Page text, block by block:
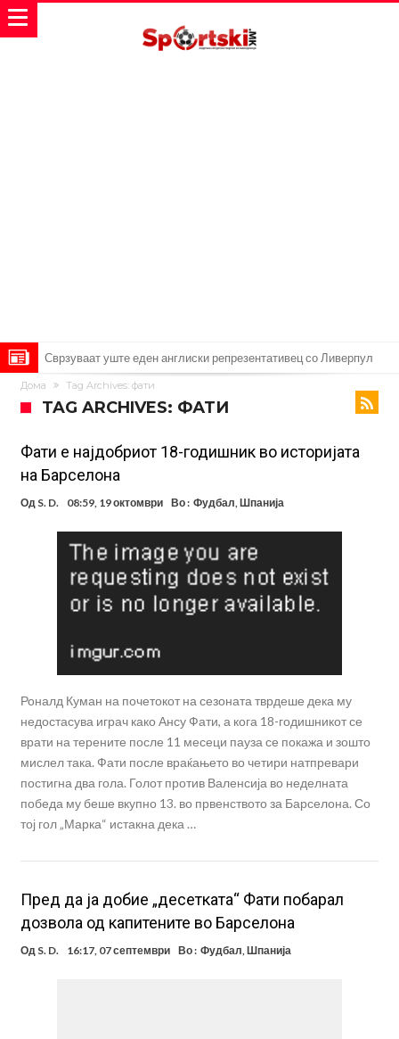
Замена за Влаховиќ: Напаѓачот на Манчестер доаѓа во Јувентус!
УЕФА повторно се заканува со бојкот на турнирите на ФИФА
Мурињо бесен поради одлуката на Реал: Протекоа детали од
разговорот што го потресе Мадрид!
Трансфер бомба во најва – Ливерпул сака да се засили од Реал
Мадрид!
Карагер ги изненади сите со својата прогноза: “Тие ќе ја освојат
Премиер лигата, а причината е едноставна”
Родри ги отвори вратите за трансфер во Барселона, Реал Мадрид
година
Директор на ФИА за драмата во Формула 1: Не можеме да одиме
толку далеку!
Колку бара ПСЖ и кој е „плафонот“ на Ливерпул за трансферот
Дома Tag Archives: фати
TAG ARCHIVES: ФАТИ
Фати е најдобриот 18-годишник во историјата
на Барселона
Од S. D. 08:59, 19 октомври Во : Фудбал Шпанија
Роналд Куман на почетокот на сезоната тврдеше дека му
недостасува играч како Ансу Фати, а кога 18-годишникот се
врати на терените после 11 месеци пауза се покажа и зошто
мислел така. Фати после враќањето во четири натпревари
постигна два гола. Голот против Валенсија во неделната
победа му беше вкупно 13. во првенството за Барселона. Со
тој гол „Марка“ истакна дека …
Пред да ја добие „десетката“ Фати побарал
дозвола од капитените во Барселона
Од S. D. 16:17, 07 септември Во : Фудбал Шпанија